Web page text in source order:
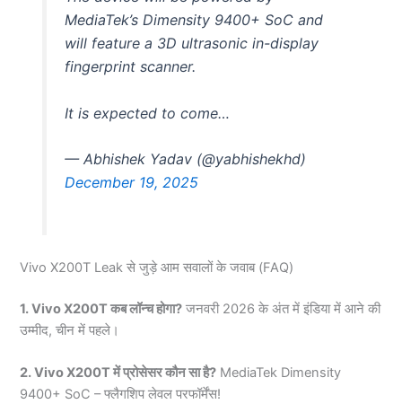
MediaTek’s Dimensity 9400+ SoC and
will feature a 3D ultrasonic in-display
fingerprint scanner.
It is expected to come…
— Abhishek Yadav (@yabhishekhd)
December 19, 2025
Vivo X200T Leak से जुड़े आम सवालों के जवाब (FAQ)
1. Vivo X200T कब लॉन्च होगा? जनवरी 2026 के अंत में इंडिया में आने की
उम्मीद, चीन में पहले।
2. Vivo X200T में प्रोसेसर कौन सा है? MediaTek Dimensity
9400+ SoC – फ्लैगशिप लेवल परफॉर्मेंस!